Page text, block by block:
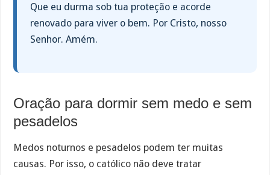
Que eu durma sob tua proteção e acorde
renovado para viver o bem. Por Cristo, nosso
Senhor. Amém.
Oração para dormir sem medo e sem
pesadelos
Medos noturnos e pesadelos podem ter muitas
causas. Por isso, o católico não deve tratar